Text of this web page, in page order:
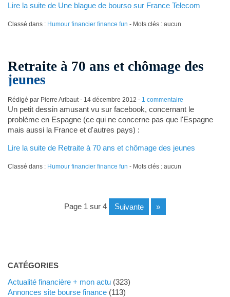
Lire la suite de Une blague de bourso sur France Telecom
Classé dans : Humour financier finance fun - Mots clés : aucun
Retraite à 70 ans et chômage des
jeunes
Rédigé par Pierre Aribaut - 14 décembre 2012 - 1 commentaire
Un petit dessin amusant vu sur facebook, concernant le
problème en Espagne (ce qui ne concerne pas que l'Espagne
mais aussi la France et d'autres pays) :
Lire la suite de Retraite à 70 ans et chômage des jeunes
Classé dans : Humour financier finance fun - Mots clés : aucun
page 1 sur 4 suivante »
CATÉGORIES
Actualité financière + mon actu(323)
Annonces site bourse finance(113)